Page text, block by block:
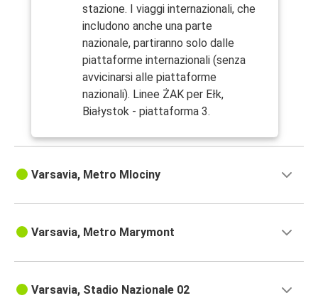
stazione. I viaggi internazionali, che
includono anche una parte
nazionale, partiranno solo dalle
piattaforme internazionali (senza
avvicinarsi alle piattaforme
nazionali). Linee ŻAK per Ełk,
Białystok - piattaforma 3.
Varsavia, Metro Mlociny
Varsavia, Metro Marymont
Varsavia, Stadio Nazionale 02